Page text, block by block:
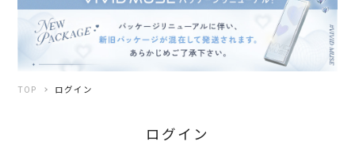
TOP ログイン
ログイン